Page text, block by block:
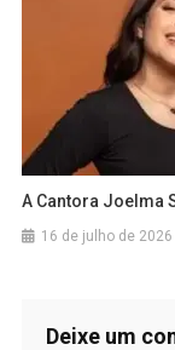
A Cantora Joelma
16 de julho de 2026
Deixe um